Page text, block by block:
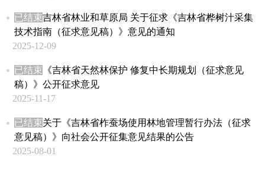
已结束吉林省林业和草原局 关于征求《吉林省桦树汁采集
技术指南（征求意见稿）》意见的通知
2025-12-09
已结束 《吉林省天然林保护 修复中长期规划（征求意见
稿）》公开征求意见
2025-11-17
已结束关于《吉林省柞蚕场使用林地管理暂行办法（征求
意见稿）》向社会公开征集意见结果的公告
2025-08-01